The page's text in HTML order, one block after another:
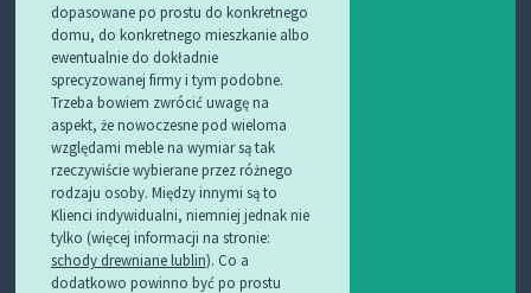
dopasowane po prostu do konkretnego
domu, do konkretnego mieszkanie albo
ewentualnie do dokładnie
sprecyzowanej firmy i tym podobne.
Trzeba bowiem zwrócić uwagę na
aspekt, że nowoczesne pod wieloma
względami meble na wymiar są tak
rzeczywiście wybierane przez różnego
rodzaju osoby. Między innymi są to
Klienci indywidualni, niemniej jednak nie
tylko (więcej informacji na stronie:
schody drewniane lublin). Co a
dodatkowo powinno być po prostu